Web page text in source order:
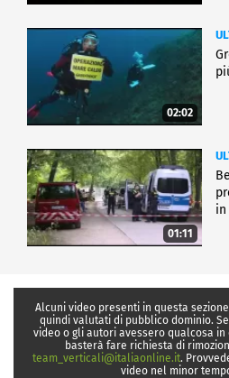
02:02
01:11
Alcuni video presenti in questa
quindi valutati di pubblico dominio.
video o gli autori avessero qualcosa
basterà fare richiesta di
team_verticali@italiaonline.it.
video nel minor